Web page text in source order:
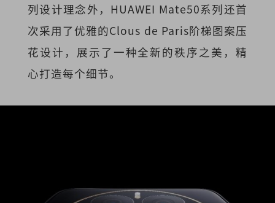
列设计理念外，HUAWEI Mate50系列还首
次采用了优雅的Clous de Paris阶梯图案压
花设计，展示了一种全新的秩序之美，精
心打造每个细节。